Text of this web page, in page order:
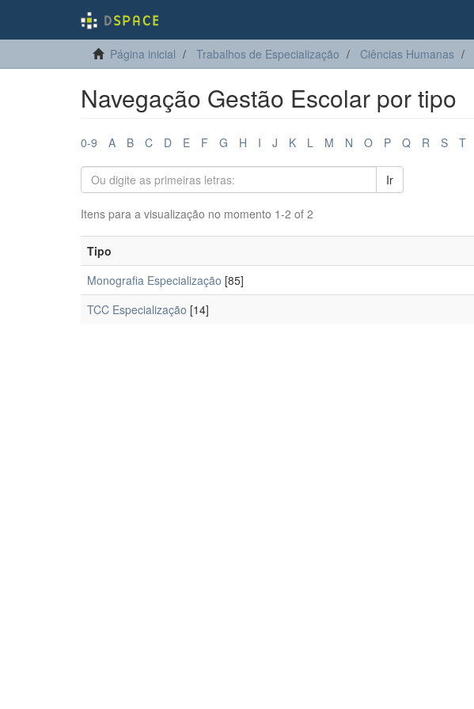
Página inicial Trabalhos de Especialização Ciências Humanas
Navegação Gestão Escolar por tipo
0-9 A B C D E F G H I J K L M N O P Q R S T
Ir
Itens para a visualização no momento 1-2 of 2
Tipo
Monografia Especialização [85]
TCC Especialização [14]